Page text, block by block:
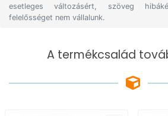
esetleges változásért, szöveg
felelősséget nem vállalunk.
A termékcsalád